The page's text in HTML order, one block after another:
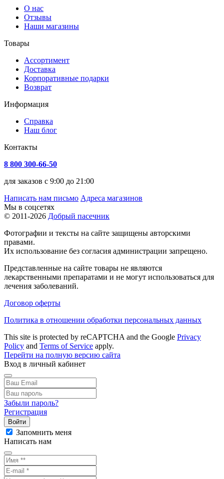
О нас
Отзывы
Наши магазины
Товары
Ассортимент
Доставка
Корпоративные подарки
Возврат
Информация
Справка
Наш блог
Контакты
8 800 300-66-50
для заказов с 9:00 до 21:00
Написать нам письмо Адреса магазинов
Мы в соцсетях
© 2011-2026 Добрый пасечник
Фотографии и тексты на сайте защищены авторскими
правами.
Их использование без согласия администрации запрещено.
Представленные на сайте товары не являются
лекарственными препаратами и не могут использоваться для
лечения заболеваний.
Договор оферты
Политика в отношении обработки персональных данных
This site is protected by reCAPTCHA and the Google Privacy
Policy and Terms of Service apply.
Перейти на полную версию сайта
Вход в личный кабинет
Забыли пароль?
Регистрация
Войти
Запомнить меня
Написать нам